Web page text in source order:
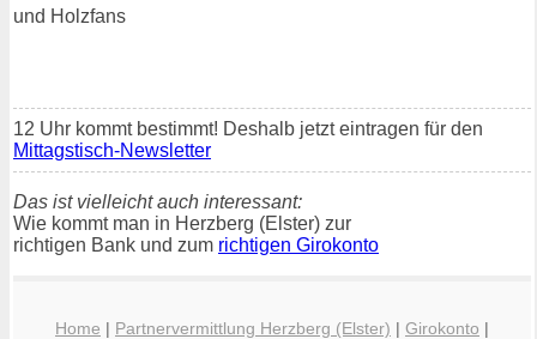
und Holzfans
12 Uhr kommt bestimmt! Deshalb jetzt eintragen für den
Mittagstisch-Newsletter
Das ist vielleicht auch interessant:
Wie kommt man in Herzberg (Elster) zur
richtigen Bank und zum richtigen Girokonto
Home | Partnervermittlung Herzberg (Elster) | Girokonto |